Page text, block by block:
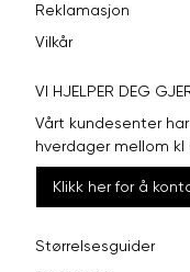
Reklamasjon
Vilkår
VI HJELPER DEG
Vårt kundesenter
hverdager mellom kl
Klikk her for å
Størrelsesguider